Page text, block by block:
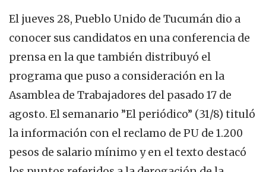
El jueves 28, Pueblo Unido de Tucumán dio a
conocer sus candidatos en una conferencia de
prensa en la que también distribuyó el
programa que puso a consideración en la
Asamblea de Trabajadores del pasado 17 de
agosto. El semanario ”El periódico” (31/8) tituló
la información con el reclamo de PU de 1.200
pesos de salario mínimo y en el texto destacó